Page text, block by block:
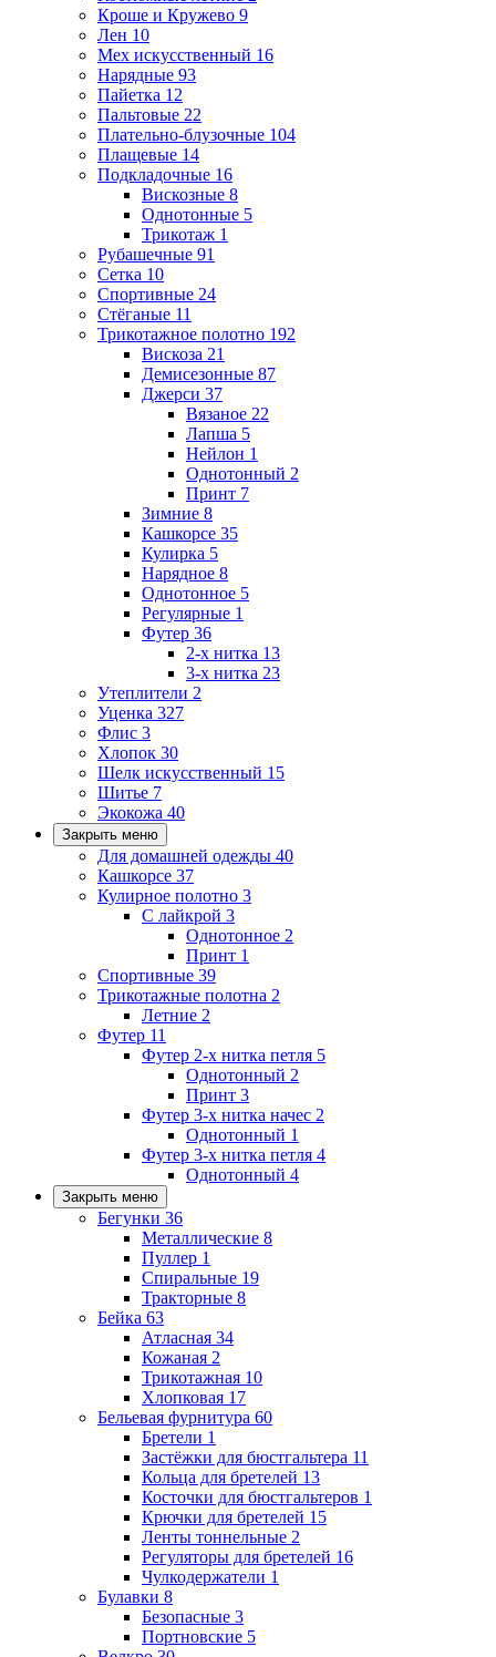
Кроше и Кружево 9
Лен 10
Мех искусственный 16
Нарядные 93
Пайетка 12
Пальтовые 22
Плательно-блузочные 104
Плащевые 14
Подкладочные 16
Вискозные 8
Однотонные 5
Трикотаж 1
Рубашечные 91
Сетка 10
Спортивные 24
Стёганые 11
Трикотажное полотно 192
Вискоза 21
Демисезонные 87
Джерси 37
Вязаное 22
Лапша 5
Нейлон 1
Однотонный 2
Принт 7
Зимние 8
Кашкорсе 35
Кулирка 5
Нарядное 8
Однотонное 5
Регулярные 1
Футер 36
2-х нитка 13
3-х нитка 23
Утеплители 2
Уценка 327
Флис 3
Хлопок 30
Шелк искусственный 15
Шитье 7
Экокожа 40
Закрыть меню
Для домашней одежды 40
Кашкорсе 37
Кулирное полотно 3
С лайкрой 3
Однотонное 2
Принт 1
Спортивные 39
Трикотажные полотна 2
Летние 2
Футер 11
Футер 2-х нитка петля 5
Однотонный 2
Принт 3
Футер 3-х нитка начес 2
Однотонный 1
Футер 3-х нитка петля 4
Однотонный 4
Закрыть меню
Бегунки 36
Металлические 8
Пуллер 1
Спиральные 19
Тракторные 8
Бейка 63
Атласная 34
Кожаная 2
Трикотажная 10
Хлопковая 17
Бельевая фурнитура 60
Бретели 1
Застёжки для бюстгальтера 11
Кольца для бретелей 13
Косточки для бюстгальтеров 1
Крючки для бретелей 15
Ленты тоннельные 2
Регуляторы для бретелей 16
Чулкодержатели 1
Булавки 8
Безопасные 3
Портновские 5